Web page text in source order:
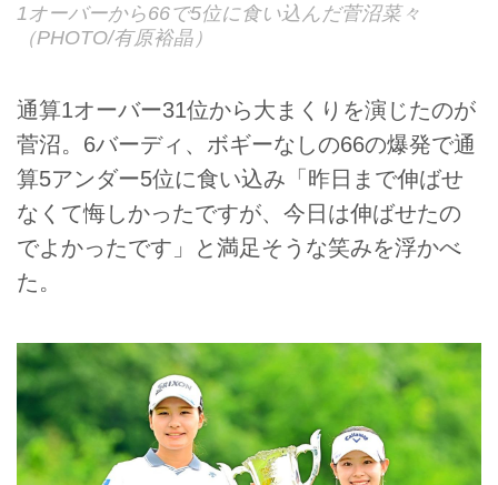
1オーバーから66で5位に食い込んだ菅沼菜々
（PHOTO/有原裕晶）
通算1オーバー31位から大まくりを演じたのが
菅沼。6バーディ、ボギーなしの66の爆発で通
算5アンダー5位に食い込み「昨日まで伸ばせ
なくて悔しかったですが、今日は伸ばせたの
でよかったです」と満足そうな笑みを浮かべ
た。